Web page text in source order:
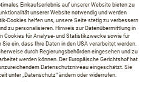
Einkaufserlebnis auf unserer Website bieten zu
unserer Website notwendig und werden
Cookies helfen uns, unsere Seite stetig zu verbessern
zu personalisieren. Hinweis zur Datenübermittlung in
Cookies für Analyse- und Statistikzwecke sowie für
ein, dass Ihre Daten in den USA verarbeitet werden.
durch Regierungsbehörden eingesehen und zu
werden können. Der Europäische Gerichtshof hat
Datenschutzniveau eingeschätzt. Sie
unter „Datenschutz“ ändern oder widerrufen.